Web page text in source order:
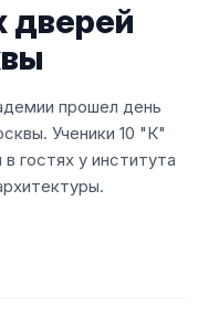
дверей
прошел день
Ученики 10 "К"
гостях у института